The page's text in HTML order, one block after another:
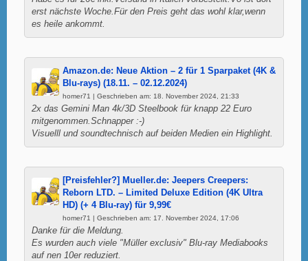
erst nächste Woche.Für den Preis geht das wohl klar,wenn
es heile ankommt.
Amazon.de: Neue Aktion – 2 für 1 Sparpaket (4K &
Blu-rays) (18.11. – 02.12.2024)
homer71 | Geschrieben am: 18. November 2024, 21:33
2x das Gemini Man 4k/3D Steelbook für knapp 22 Euro
mitgenommen.Schnapper :-)
Visuelll und soundtechnisch auf beiden Medien ein Highlight.
[Preisfehler?] Mueller.de: Jeepers Creepers:
Reborn LTD. – Limited Deluxe Edition (4K Ultra
HD) (+ 4 Blu-ray) für 9,99€
homer71 | Geschrieben am: 17. November 2024, 17:06
Danke für die Meldung.
Es wurden auch viele "Müller exclusiv" Blu-ray Mediabooks
auf nen 10er reduziert.